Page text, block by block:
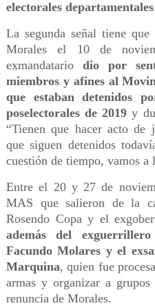
electorales departamentales.
La segunda señal tiene
Morales el 10 de
exmandatariodio por
miembros y afines al
que estaban detenidos
poselectorales de 2019 y
“Tienen que hacer acto de
que siguen detenidos
cuestión de tiempo, vamos a
Entre el 20 y 27 de
MAS que salieron de la
Rosendo Copa y el
además del
Facundo Molares y el
Marquina, quien fue
armas y organizar a
renuncia de Morales.